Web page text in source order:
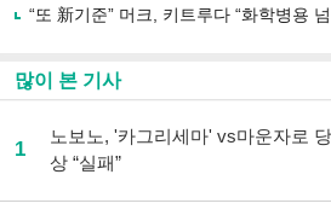
“또 新기준” 머크, 키트루다 “화학병용
많이 본 기사
1
노보노, '카그리세마' vs마운자로
상 “실패”